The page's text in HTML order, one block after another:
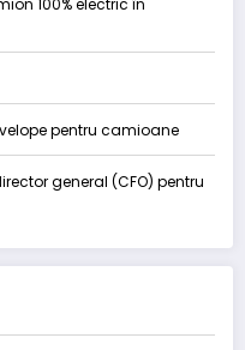
100% electric în
pentru camioane
general (CFO) pentru